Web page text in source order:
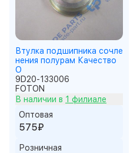
Втулка подшипника сочле
нения полурам Качество
О
9D20-133006
FOTON
В наличии в 1 филиале
Оптовая
575₽
Розничная